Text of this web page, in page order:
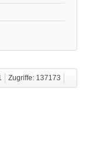
Zugriffe: 137173